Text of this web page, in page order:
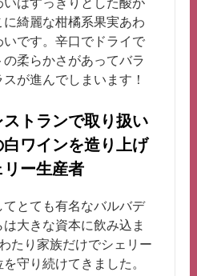
綺麗な柑橘系果実あわ
です。辛口でドライで
柔らかさがあってバラ
が進んでしまいます！
トランで取り扱い
ワインを造り上げ
ー生産者
とても有名なバルバデ
大きな資本に飲み込ま
たり家族だけでシェリー
守り続けてきました。